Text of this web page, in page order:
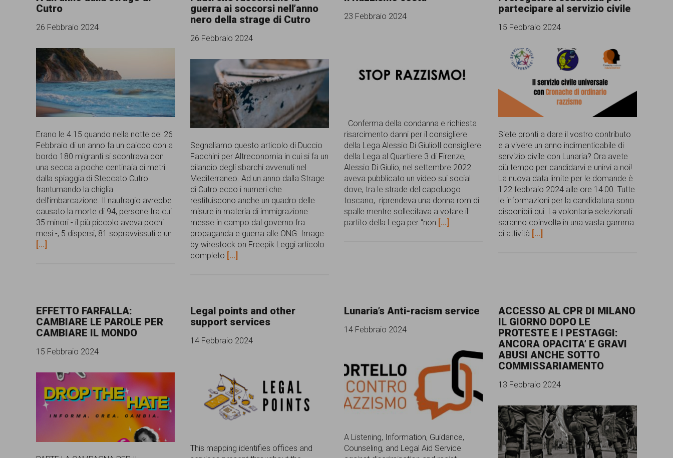
comunicazione
specificamente
dedicato
al
fenomeno
del
razzismo
curato
da
Lunaria
in
collaborazione
con
persone,
che
si
battono
per
le
pari
opportunità
la
Cutro
26 Febbraio 2024
Erano le 4.15 quando nella notte del 26
Febbraio di un anno fa un caicco con a
bordo 180 migranti si scontrava con
una secca a poche centinaia di metri
dalla spiaggia di Steccato Cutro
frantumando la chiglia
dell’imbarcazione. Il naufragio avrebbe
causato la morte di 94, persone fra cui
35 minori - il più piccolo aveva pochi
mesi -, 5 dispersi, 81 sopravvissuti e un
[...]
guerra ai soccorsi nell’anno
nero della strage di Cutro
26 Febbraio 2024
Segnaliamo questo articolo di Duccio
Facchini per Altreconomia in cui si fa un
bilancio degli sbarchi avvenuti nel
Mediterraneo. Ad un anno dalla Strage
di Cutro ecco i numeri che
restituiscono anche un quadro delle
misure in materia di immigrazione
messe in campo dal governo fra
propaganda e guerra alle ONG. Image
by wirestock on Freepik Leggi articolo
completo [...]
23 Febbraio 2024
Conferma della condanna e richiesta
risarcimento danni per il consigliere
della Lega Alessio Di GiulioIl consigliere
della Lega al Quartiere 3 di Firenze,
Alessio Di Giulio, nel settembre 2022
aveva pubblicato un video sui social
dove, tra le strade del capoluogo
toscano, riprendeva una donna rom di
spalle mentre sollecitava a votare il
partito della Lega per “non [...]
partecipare al servizio civile
15 Febbraio 2024
Siete pronti a dare il vostro contributo
e a vivere un anno indimenticabile di
servizio civile con Lunaria? Ora avete
più tempo per candidarvi e unirvi a noi!
La nuova data limite per le domande è
il 22 febbraio 2024 alle ore 14:00. Tutte
le informazioni per la candidatura sono
disponibili qui. Lə volontariə selezionati
saranno coinvoltə in una vasta gamma
di attività [...]
EFFETTO FARFALLA:
CAMBIARE LE PAROLE PER
CAMBIARE IL MONDO
15 Febbraio 2024
Legal points and other
support services
14 Febbraio 2024
This mapping identifies offices and
Lunaria’s Anti-racism service
14 Febbraio 2024
A Listening, Information, Guidance,
Counseling, and Legal Aid Service
ACCESSO AL CPR DI MILANO
IL GIORNO DOPO LE
PROTESTE E I PESTAGGI:
ANCORA OPACITA’ E GRAVI
ABUSI ANCHE SOTTO
COMMISSARIAMENTO
13 Febbraio 2024